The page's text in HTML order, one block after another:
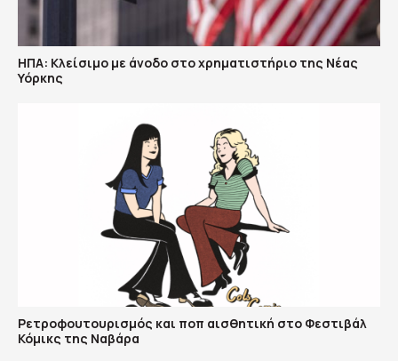
ΗΠΑ: Κλείσιμο με άνοδο στο χρηματιστήριο της Νέας
Υόρκης
Ρετροφουτουρισμός και ποπ αισθητική στο Φεστιβάλ
Κόμικς της Ναβάρα